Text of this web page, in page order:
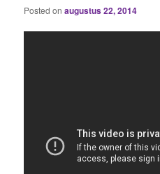
Posted onaugustus 22, 2014